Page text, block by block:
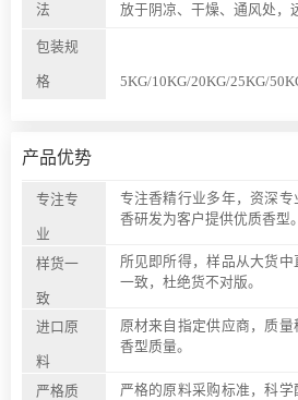
法 放于阴凉、干燥、通风处，
包装规
格 5KG/10KG/20KG/25KG/
产品优势
专注专
业
专注香精行业多年，资深
香研发为客户提供优质香型。
样货一
致
所见即所得，样品从大货
一致，杜绝货不对版。
进口原
料
原材来自指定供应商，质
香型质量。
严格质
严格的原料采购标准，科